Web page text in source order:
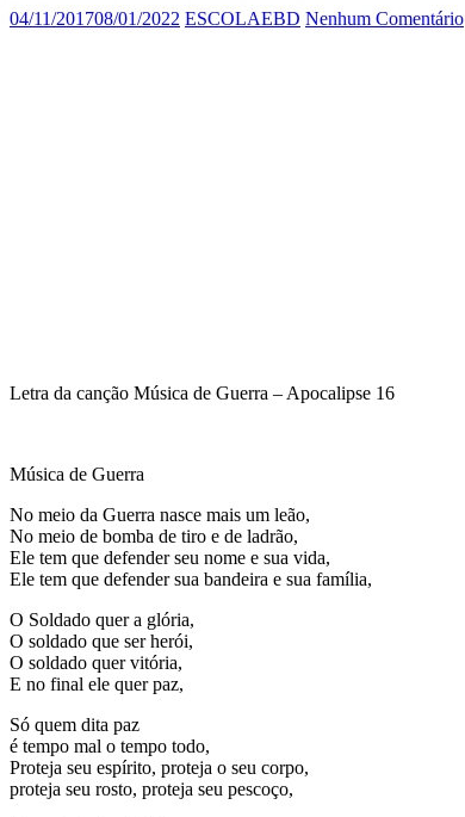
04/11/201708/01/2022 ESCOLAEBD Nenhum Comentário
Letra da canção Música de Guerra – Apocalipse 16
Música de Guerra
No meio da Guerra nasce mais um leão,
No meio de bomba de tiro e de ladrão,
Ele tem que defender seu nome e sua vida,
Ele tem que defender sua bandeira e sua família,
O Soldado quer a glória,
O soldado que ser herói,
O soldado quer vitória,
E no final ele quer paz,
Só quem dita paz
é tempo mal o tempo todo,
Proteja seu espírito, proteja o seu corpo,
proteja seu rosto, proteja seu pescoço,